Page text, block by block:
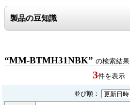
製品の豆知識
“MM-BTMH31NBK”の検索結果
3件を表示
並び順：